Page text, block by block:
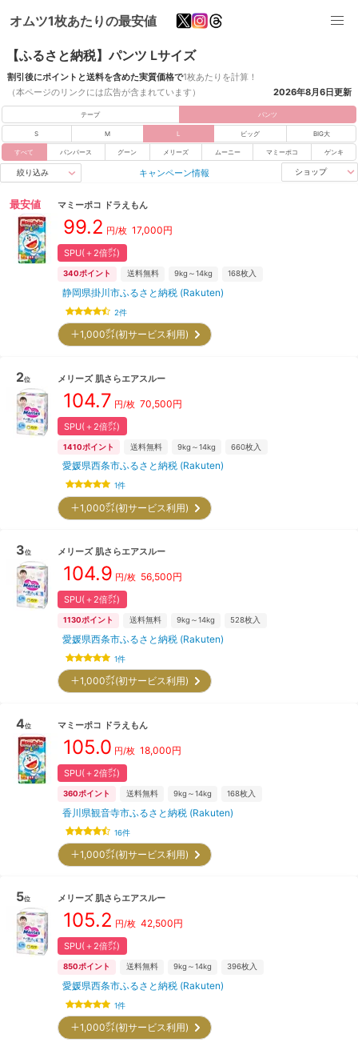
オムツ1枚あたりの最安値
【ふるさと納税】パンツ Lサイズ
割引後にポイントと送料を含めた実質価格で1枚あたりを計算！
（本ページのリンクには広告が含まれています）
2026年8月6日更新
テープ パンツ
S M L ビッグ BIG大
すべて パンパース グーン メリーズ ムーニー マミーポコ ゲンキ
絞り込み キャンペーン情報 ショップ
最安値 マミーポコ ドラえもん
99.2 円/枚 17,000円
SPU(＋2倍㌽)
340ポイント 送料無料 9kg～14kg 168枚入
静岡県掛川市ふるさと納税 (Rakuten)
2件
＋1,000㌽(初サービス利用)
2位 メリーズ 肌さらエアスルー
104.7 円/枚 70,500円
SPU(＋2倍㌽)
1410ポイント 送料無料 9kg～14kg 660枚入
愛媛県西条市ふるさと納税 (Rakuten)
1件
＋1,000㌽(初サービス利用)
3位 メリーズ 肌さらエアスルー
104.9 円/枚 56,500円
SPU(＋2倍㌽)
1130ポイント 送料無料 9kg～14kg 528枚入
愛媛県西条市ふるさと納税 (Rakuten)
1件
＋1,000㌽(初サービス利用)
4位 マミーポコ ドラえもん
105.0 円/枚 18,000円
SPU(＋2倍㌽)
360ポイント 送料無料 9kg～14kg 168枚入
香川県観音寺市ふるさと納税 (Rakuten)
16件
＋1,000㌽(初サービス利用)
5位 メリーズ 肌さらエアスルー
105.2 円/枚 42,500円
SPU(＋2倍㌽)
850ポイント 送料無料 9kg～14kg 396枚入
愛媛県西条市ふるさと納税 (Rakuten)
1件
＋1,000㌽(初サービス利用)